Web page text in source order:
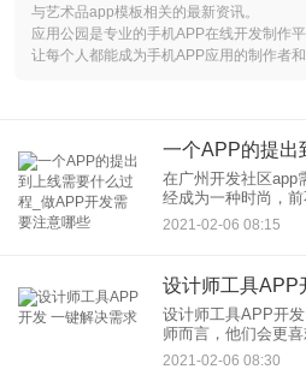
与艺术品app模板相关的最新资讯。
应用公园是专业的手机APP在线开发制作
让每个人都能成为手机APP应用的制作者和
在广州开发社区app
经成为一种时尚，前
APP开发多少钱的
包括：1.开发社区
2021-02-06 08:15
设计师工具APP
设计师工具APP开发 一键解
师而言，他们会更
计的效果。设计师
览，也能把文件快速
2021-02-06 08:30